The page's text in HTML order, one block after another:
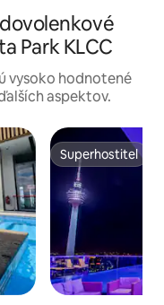
Park KLCC
vysoko hodnotené
aspektov.
Superhostiteľ
Superhostiteľ